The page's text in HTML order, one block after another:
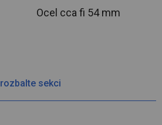
Ocel ccafi 54 mm
rozbalte sekci